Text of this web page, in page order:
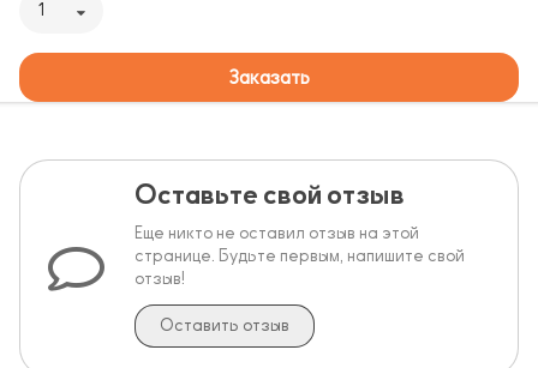
1
Заказать
Оставьте свой отзыв
Еще никто не оставил отзыв на этой
странице. Будьте первым, напишите свой
отзыв!
Оставить отзыв